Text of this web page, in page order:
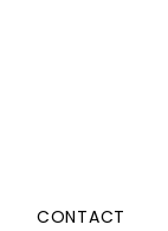
CONTACT